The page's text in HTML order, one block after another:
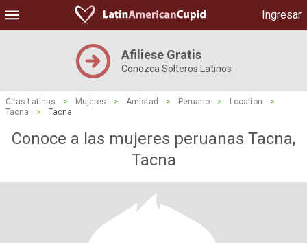
Ingresar
Afiliese Gratis
Conozca Solteros Latinos
Citas Latinas > Mujeres > Amistad > Peruano > Location
>
Tacna
> Tacna
Conoce a las mujeres peruanas Tacna,
Tacna